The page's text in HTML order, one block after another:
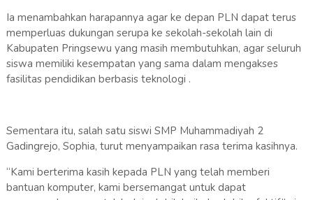
Ia menambahkan harapannya agar ke depan PLN dapat terus
memperluas dukungan serupa ke sekolah-sekolah lain di
Kabupaten Pringsewu yang masih membutuhkan, agar seluruh
siswa memiliki kesempatan yang sama dalam mengakses
fasilitas pendidikan berbasis teknologi .
Sementara itu, salah satu siswi SMP Muhammadiyah 2
Gadingrejo, Sophia, turut menyampaikan rasa terima kasihnya.
“Kami berterima kasih kepada PLN yang telah memberi
bantuan komputer, kami bersemangat untuk dapat